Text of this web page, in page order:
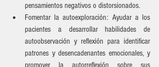
pensamientos negativos o distorsionados.
Fomentar la autoexploración: Ayudar a los
pacientes a desarrollar habilidades de
autoobservación y reflexión para identificar
patrones y desencadenantes emocionales, y
promover la autorreflexión sobre sus